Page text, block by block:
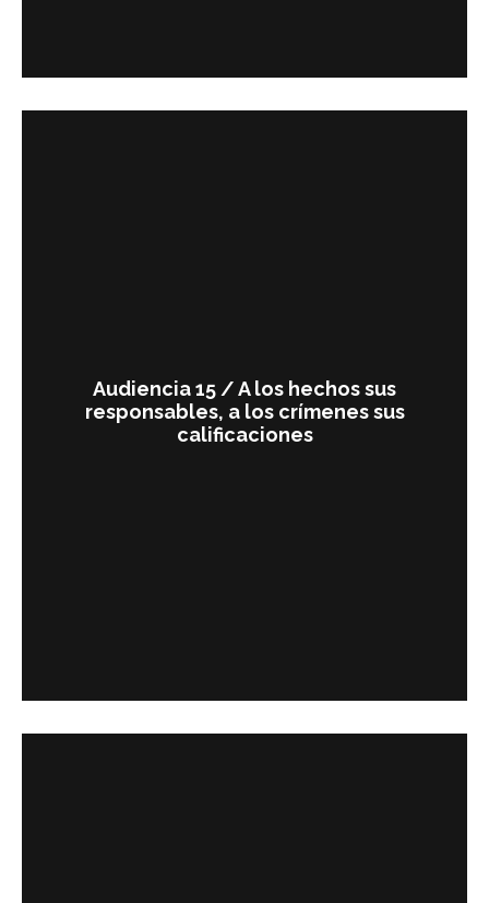
Audiencia 15 / A los hechos sus
responsables, a los crímenes sus
calificaciones